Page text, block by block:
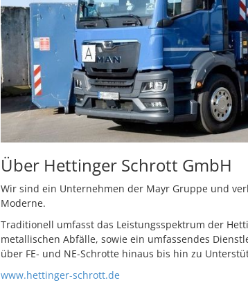
Über Hettinger Schrott GmbH
Wir sind ein Unternehmen der Mayr Gruppe und
Moderne.
Traditionell umfasst das Leistungsspektrum der
metallischen Abfälle, sowie ein umfassendes
über FE- und NE-Schrotte hinaus bis hin zu
www.hettinger-schrott.de